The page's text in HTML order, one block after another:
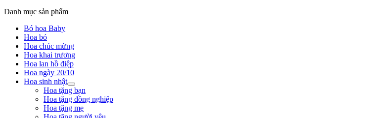
Danh mục sản phẩm
Bó hoa Baby
Hoa bó
Hoa chúc mừng
Hoa khai trương
Hoa lan hồ điệp
Hoa ngày 20/10
Hoa sinh nhật
Hoa tặng bạn
Hoa tặng đồng nghiệp
Hoa tặng mẹ